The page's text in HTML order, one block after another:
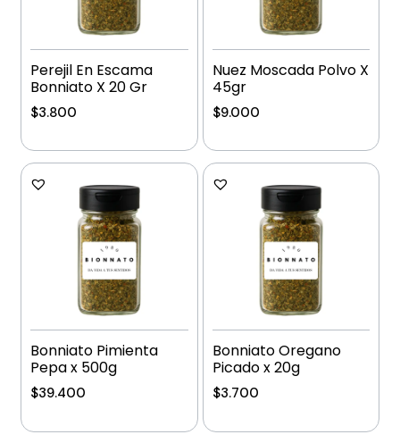
Perejil En Escama
Bonniato X 20 Gr
$3.800
Nuez Moscada Polvo X
45gr
$9.000
Bonniato Pimienta
Pepa x 500g
$39.400
Bonniato Oregano
Picado x 20g
$3.700